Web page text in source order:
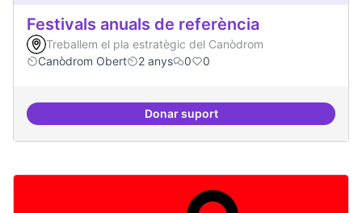
Festivals anuals de referència
Treballem el pla estratègic del Canòdrom
Canòdrom Obert
2 anys 0 0
Donar suportFestivals anuals de referència